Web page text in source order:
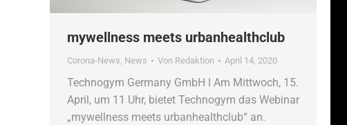
mywellness meets urbanhealthclub
Corona-News, News Von Redaktion April 14, 2020
Technogym Germany GmbH ǀ Am Mittwoch, 15.
April, um 11 Uhr, bietet Technogym das Webinar
„mywellness meets urbanhealthclub“ an.